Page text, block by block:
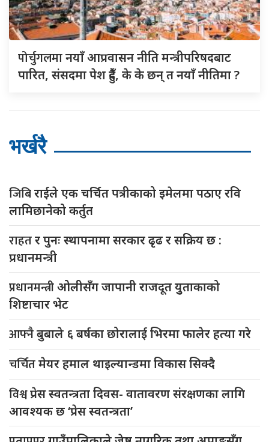
पोर्चुगलमानयाँ आप्रवासन नीति मन्त्रीपरिषदबाट
पारित, संसदमा पेश हुँदै, के के छन् त नयाँ नीतिमा ?
भर्खरै
जिबिराईले एक चर्चित पत्रीकाको इमेलमा पठाए रवि
लामिछानेको कर्तुत
राहतर पुनः स्थापनामा सरकार ढृढ र सक्रिय छ :
प्रधानमन्त्री
प्रधानमन्त्रीओलीसँग जापानी राजदूत युुताकाको
शिष्टाचार भेट
आफ्नैबुबाले ६ बर्षका छोरालाई भिरमा फालेर हत्या गरे
चर्चितमेयर हमाल थाइल्यान्डमा विकास सिक्दै
विश्वप्रेस स्वतन्त्रता दिवस- वातावरण संरक्षणका लागि
आवश्यक छ ‘प्रेस स्वतन्त्रता’